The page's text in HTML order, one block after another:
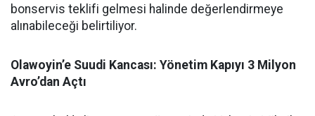
bonservis teklifi gelmesi halinde değerlendirmeye
alınabileceği belirtiliyor.
Olawoyin’e Suudi Kancası: Yönetim Kapıyı 3 Milyon
Avro’dan Açtı